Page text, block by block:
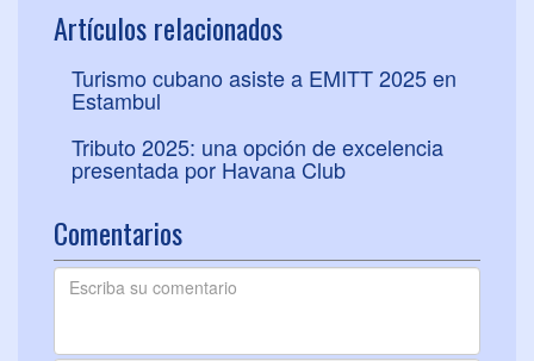
Artículos relacionados
Turismo cubano asiste a EMITT 2025 en
Estambul
Tributo 2025: una opción de excelencia
presentada por Havana Club
Comentarios